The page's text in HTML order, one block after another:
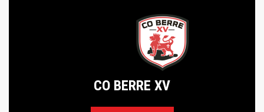
CO BERRE XV